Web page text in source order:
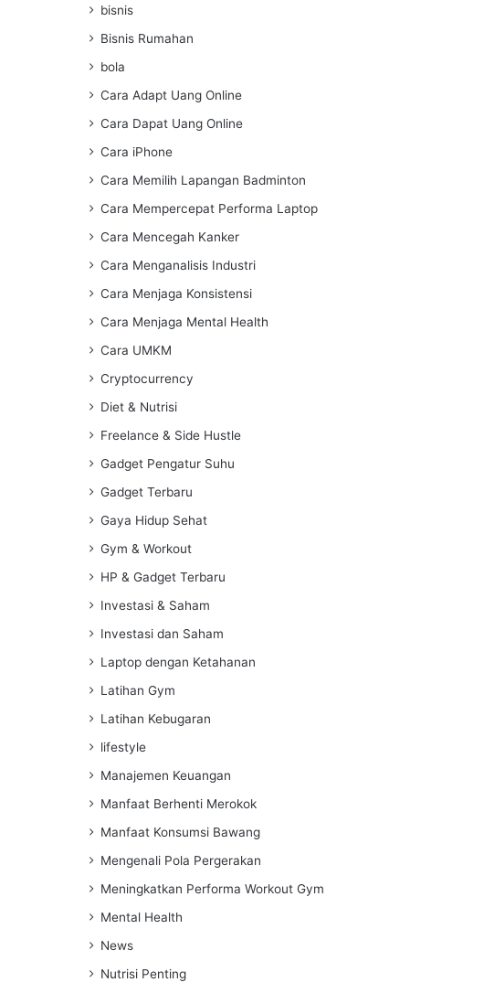
bisnis
Bisnis Rumahan
bola
Cara Adapt Uang Online
Cara Dapat Uang Online
Cara iPhone
Cara Memilih Lapangan Badminton
Cara Mempercepat Performa Laptop
Cara Mencegah Kanker
Cara Menganalisis Industri
Cara Menjaga Konsistensi
Cara Menjaga Mental Health
Cara UMKM
Cryptocurrency
Diet & Nutrisi
Freelance & Side Hustle
Gadget Pengatur Suhu
Gadget Terbaru
Gaya Hidup Sehat
Gym & Workout
HP & Gadget Terbaru
Investasi & Saham
Investasi dan Saham
Laptop dengan Ketahanan
Latihan Gym
Latihan Kebugaran
lifestyle
Manajemen Keuangan
Manfaat Berhenti Merokok
Manfaat Konsumsi Bawang
Mengenali Pola Pergerakan
Meningkatkan Performa Workout Gym
Mental Health
News
Nutrisi Penting